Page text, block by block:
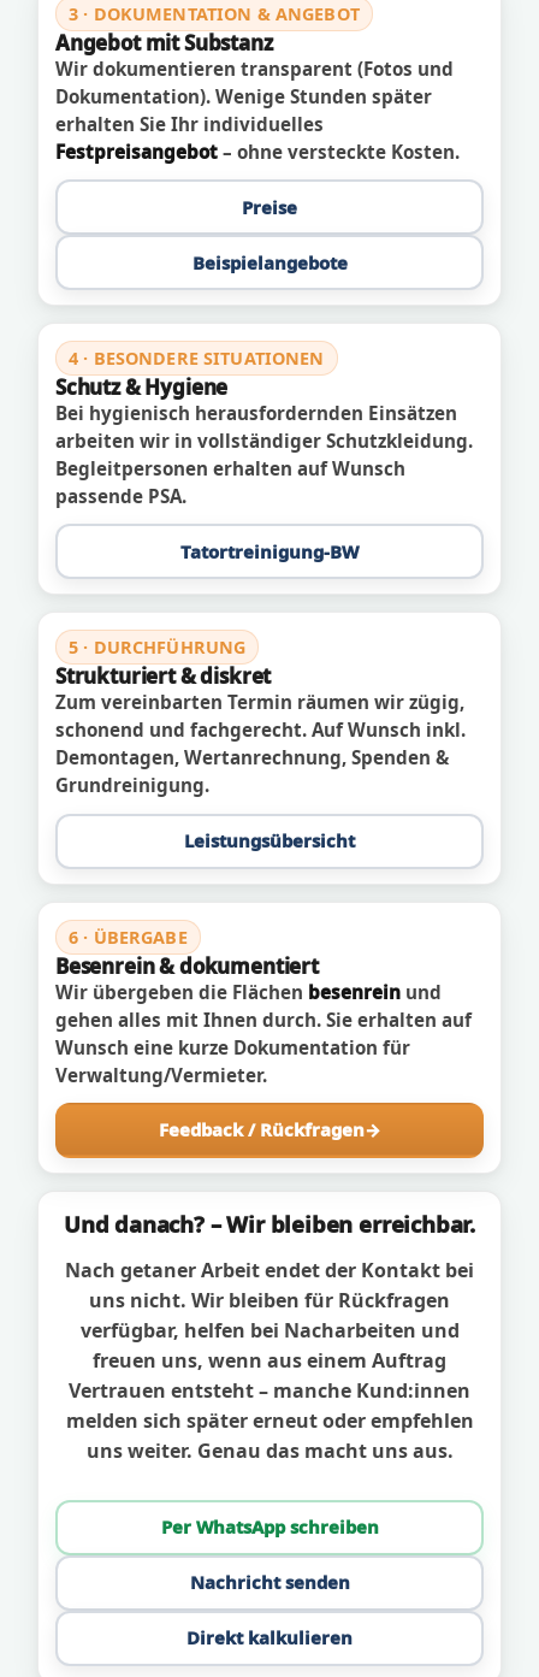
3 · DOKUMENTATION & ANGEBOT
Angebot mit Substanz
Wir dokumentieren transparent (Fotos und
Dokumentation). Wenige Stunden später
erhalten Sie Ihr individuelles
Festpreisangebot – ohne versteckte Kosten.
Preise
Beispielangebote
4 · BESONDERE SITUATIONEN
Schutz & Hygiene
Bei hygienisch herausfordernden Einsätzen
arbeiten wir in vollständiger Schutzkleidung.
Begleitpersonen erhalten auf Wunsch
passende PSA.
Tatortreinigung-BW
5 · DURCHFÜHRUNG
Strukturiert & diskret
Zum vereinbarten Termin räumen wir zügig,
schonend und fachgerecht. Auf Wunsch inkl.
Demontagen, Wertanrechnung, Spenden &
Grundreinigung.
Leistungsübersicht
6 · ÜBERGABE
Besenrein & dokumentiert
Wir übergeben die Flächen besenrein und
gehen alles mit Ihnen durch. Sie erhalten auf
Wunsch eine kurze Dokumentation für
Verwaltung/Vermieter.
Feedback / Rückfragen
Und danach? – Wir bleiben erreichbar.
Nach getaner Arbeit endet der Kontakt bei
uns nicht. Wir bleiben für Rückfragen
verfügbar, helfen bei Nacharbeiten und
freuen uns, wenn aus einem Auftrag
Vertrauen entsteht – manche Kund:innen
melden sich später erneut oder empfehlen
uns weiter. Genau das macht uns aus.
Per WhatsApp schreiben
Nachricht senden
Direkt kalkulieren